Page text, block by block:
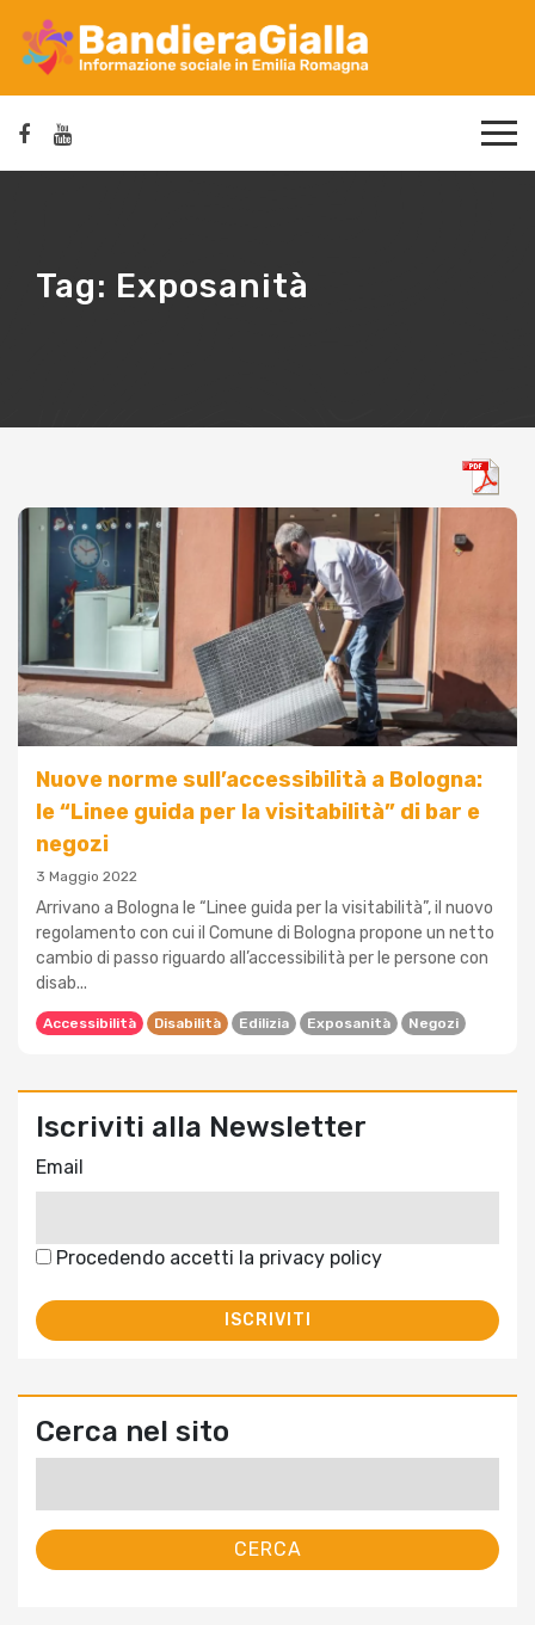
Tag: Exposanità
Nuove norme sull’accessibilità a Bologna:
le “Linee guida per la visitabilità” di bar e
negozi
3 Maggio 2022
Arrivano a Bologna le “Linee guida per la visitabilità”, il nuovo
regolamento con cui il Comune di Bologna propone un netto
cambio di passo riguardo all’accessibilità per le persone con
disab...
Accessibilità Disabilità Edilizia Exposanità Negozi
Iscriviti alla Newsletter
Email
Procedendo accetti la privacy policy
Cerca nel sito